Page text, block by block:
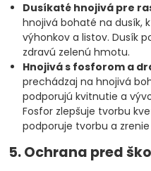
Dusíkaté hnojivá pre
hnojivá bohaté na dusík,
výhonkov a listov. Dusík
zdravú zelenú hmotu.
Hnojivá s fosforom a
prechádzaj na hnojivá
podporujú kvitnutie a
Fosfor zlepšuje tvorbu
podporuje tvorbu a
5. Ochrana pred